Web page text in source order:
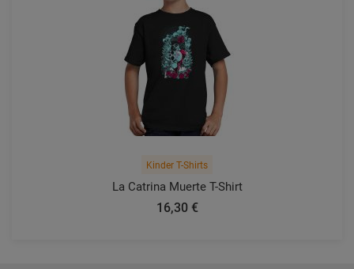
Kinder T-Shirts
La Catrina Muerte T-Shirt
16,30 €